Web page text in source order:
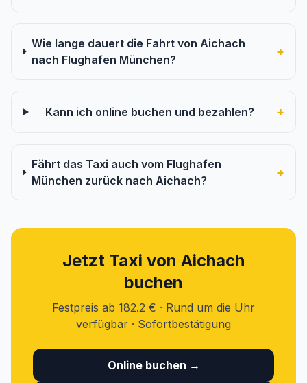
Wie lange dauert die Fahrt von Aichach
nach Flughafen München?
+
Kann ich online buchen und bezahlen? +
Fährt das Taxi auch vom Flughafen
München zurück nach Aichach?
+
Jetzt Taxi von Aichach
buchen
Festpreis ab 182.2 € · Rund um die Uhr
verfügbar · Sofortbestätigung
Online buchen →